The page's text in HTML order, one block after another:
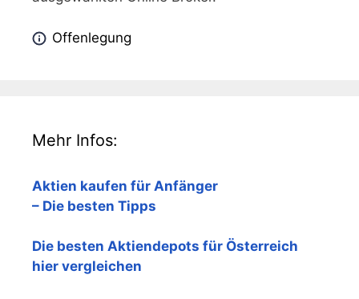
Offenlegung
Mehr Infos:
Aktien kaufen für Anfänger
– Die besten Tipps
Die besten Aktiendepots für Österreich
hier vergleichen